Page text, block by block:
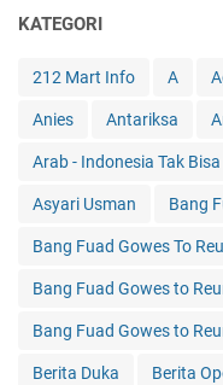
KATEGORI
212 Mart Info A
Anies Antariksa
Arab - Indonesia Tak
Asyari Usman Bang
Bang Fuad Gowes To
Bang Fuad Gowes to
Bang Fuad Gowes to
Berita Duka Berita